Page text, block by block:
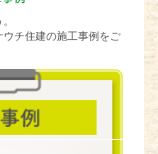
チ住建の施工事例をご